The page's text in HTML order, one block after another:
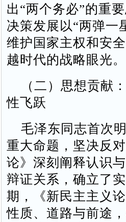
出“两个务必”的重
决策发展以“两弹一
维护国家主权和安
越时代的战略眼光。
（二）思想贡献
性飞跃
毛泽东同志首次
重大命题，坚决反
论》深刻阐释认识
辩证关系，确立了
期，《新民主主义
性质、道路与前途